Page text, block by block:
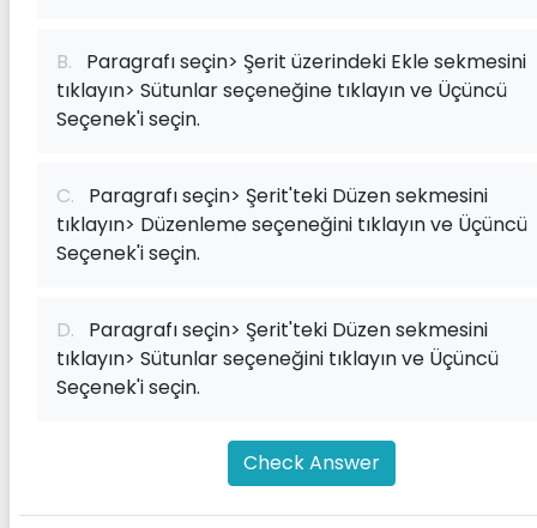
B. Paragrafı seçin> Şerit üzerindeki Ekle sekmesini
tıklayın> Sütunlar seçeneğine tıklayın ve Üçüncü
Seçenek'i seçin.
C. Paragrafı seçin> Şerit'teki Düzen sekmesini
tıklayın> Düzenleme seçeneğini tıklayın ve Üçüncü
Seçenek'i seçin.
D. Paragrafı seçin> Şerit'teki Düzen sekmesini
tıklayın> Sütunlar seçeneğini tıklayın ve Üçüncü
Seçenek'i seçin.
Check Answer